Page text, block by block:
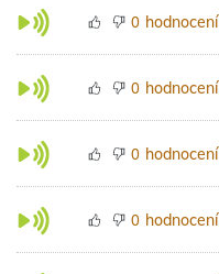
0 hodnocení
0 hodnocení
0 hodnocení
0 hodnocení